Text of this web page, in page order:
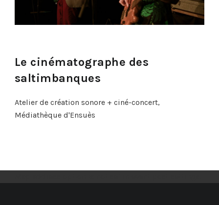
Le cinématographe des
saltimbanques
Atelier de création sonore + ciné-concert,
Médiathèque d'Ensuès